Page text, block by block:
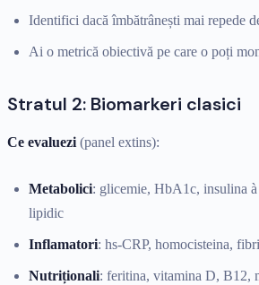
Identifici dacă îmbătrânești mai repede
Ai o metrică obiectivă pe care o poți
Stratul 2: Biomarkeri clasici
Ce evaluezi (panel extins):
Metabolici: glicemie, HbA1c, insulina
lipidic
Inflamatori: hs-CRP, homocisteina,
Nutriționali: feritina, vitamina D, B12,